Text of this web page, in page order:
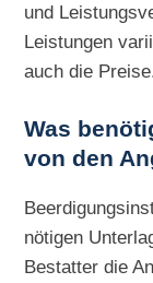
und
Leistungen
auch die
Was
von den
nötigen
Bestatter die